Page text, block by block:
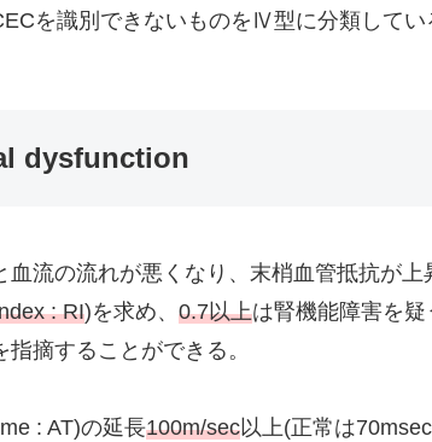
を識別できないものをⅣ型に分類してい
dysfunction
血流の流れが悪くなり、末梢血管抵抗が
: RI)を求め、 0.7以上は腎機能障害を
摘することができる。
: AT)の延長100m/sec以上(正常は